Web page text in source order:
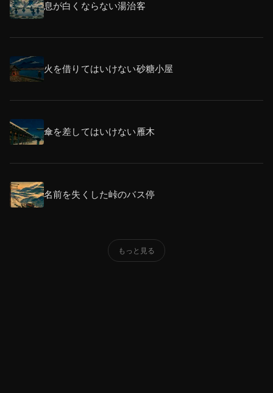
息が白くならない湯治客
火を借りてはいけない砂糖小屋
傘を差してはいけない雁木
名前を失くした峠のバス停
もっと見る